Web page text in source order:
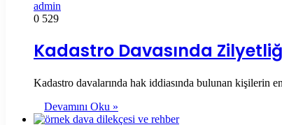
admin
0 529
Kadastro Davasında
Kadastro davalarında hak iddiasında bulunan kişilerin
Devamını Oku »